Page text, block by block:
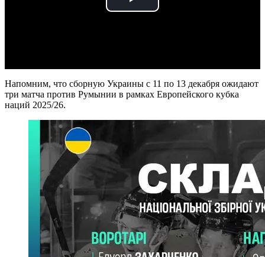
Play
Напомним, что сборную Украины с 11 по 13 декабря ожидают
три матча против Румынии в рамках Европейского кубка
наций 2025/26.